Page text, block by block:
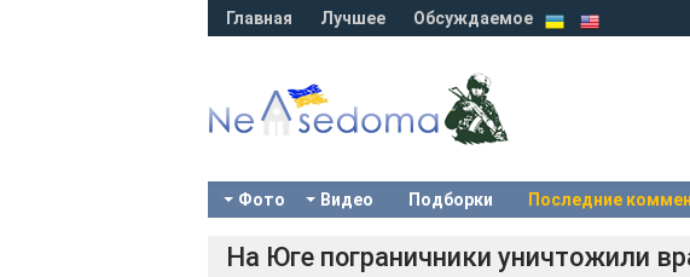
Главная Лучшее Обсуждаемое
Фото Видео Подборки Последние
На Юге пограничники уничтожили